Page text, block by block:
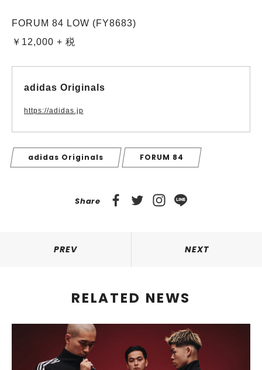
FORUM 84 LOW (FY8683)
￥12,000 + 税
adidas Originals
https://adidas.jp
adidas Originals FORUM 84
Share
PREV NEXT
RELATED NEWS